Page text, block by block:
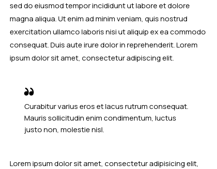
sed do eiusmod tempor incididunt ut labore et dolore
magna aliqua. Ut enim ad minim veniam, quis nostrud
exercitation ullamco laboris nisi ut aliquip ex ea commodo
consequat. Duis aute irure dolor in reprehenderit. Lorem
ipsum dolor sit amet, consectetur adipiscing elit.
Curabitur varius eros et lacus rutrum consequat.
Mauris sollicitudin enim condimentum, luctus
justo non, molestie nisl.
Lorem ipsum dolor sit amet, consectetur adipisicing elit,